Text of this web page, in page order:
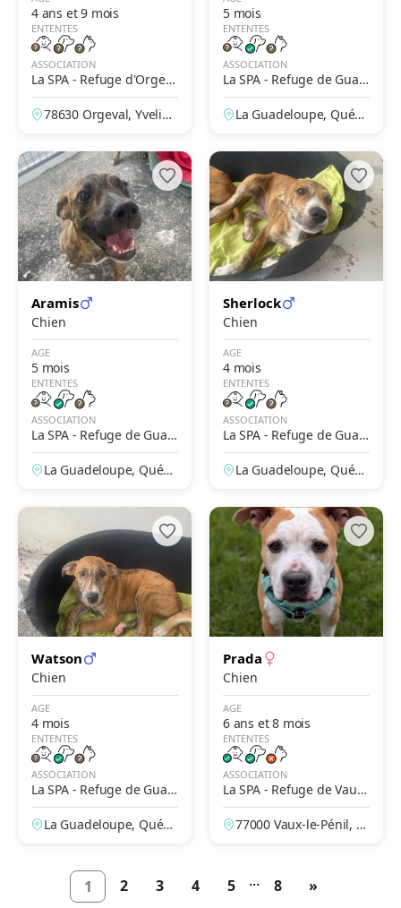
4 ans et 9 mois
ENTENTES
ASSOCIATION
La SPA - Refuge d'Orgev
al
78630 Orgeval, Yveline
5 mois
ENTENTES
ASSOCIATION
La SPA - Refuge de Guad
eloupe – Papillon
La Guadeloupe, Québe
Aramis
Chien
AGE
5 mois
ENTENTES
ASSOCIATION
La SPA - Refuge de Guad
eloupe – Papillon
La Guadeloupe, Québe
Sherlock
Chien
AGE
4 mois
ENTENTES
ASSOCIATION
La SPA - Refuge de Guad
eloupe – Papillon
La Guadeloupe, Québe
Watson
Chien
AGE
4 mois
ENTENTES
ASSOCIATION
La SPA - Refuge de Guad
eloupe – Papillon
La Guadeloupe, Québe
Prada
Chien
AGE
6 ans et 8 mois
ENTENTES
ASSOCIATION
La SPA - Refuge de Vaux-
Le-Penil
77000 Vaux-le-Pénil, S
1 2 3 4 5 ... 8 »